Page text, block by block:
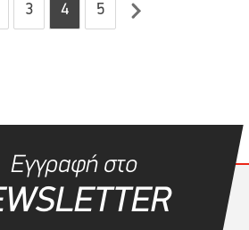
3 4 5
Εγγραφή στο